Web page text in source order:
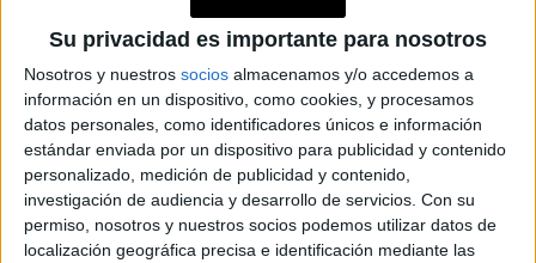
Su privacidad es importante para nosotros
Nosotros y nuestros socios almacenamos y/o accedemos a
información en un dispositivo, como cookies, y procesamos
datos personales, como identificadores únicos e información
estándar enviada por un dispositivo para publicidad y contenido
personalizado, medición de publicidad y contenido,
investigación de audiencia y desarrollo de servicios. Con su
permiso, nosotros y nuestros socios podemos utilizar datos de
localización geográfica precisa e identificación mediante las
Eclipse solar de octubre
2024: cuatro rituales para
canalizar la energía
Espacio Publicitario